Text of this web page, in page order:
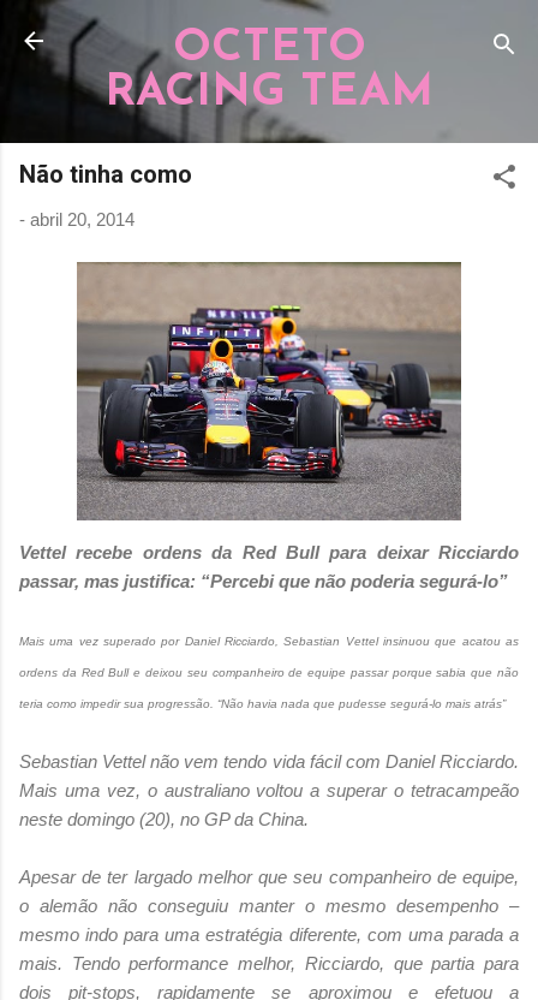
Pular para o conteúdo principal
OCTETO
RACING TEAM
Não tinha como
- abril 20, 2014
Vettel recebe ordens da Red Bull para deixar Ricciardo
passar, mas justifica: “Percebi que não poderia segurá-lo”
Mais uma vez superado por Daniel Ricciardo, Sebastian Vettel insinuou que acatou as
ordens da Red Bull e deixou seu companheiro de equipe passar porque sabia que não
teria como impedir sua progressão. “Não havia nada que pudesse segurá-lo mais atrás”
Sebastian Vettel não vem tendo vida fácil com Daniel Ricciardo.
Mais uma vez, o australiano voltou a superar o tetracampeão
neste domingo (20), no GP da China.
Apesar de ter largado melhor que seu companheiro de equipe,
o alemão não conseguiu manter o mesmo desempenho –
mesmo indo para uma estratégia diferente, com uma parada a
mais. Tendo performance melhor, Ricciardo, que partia para
dois pit-stops, rapidamente se aproximou e efetuou a